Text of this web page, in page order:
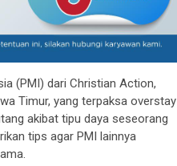
(PMI) dari Christian Action,
Timur, yang terpaksa overstay
akibat tipu daya seseorang
tips agar PMI lainnya